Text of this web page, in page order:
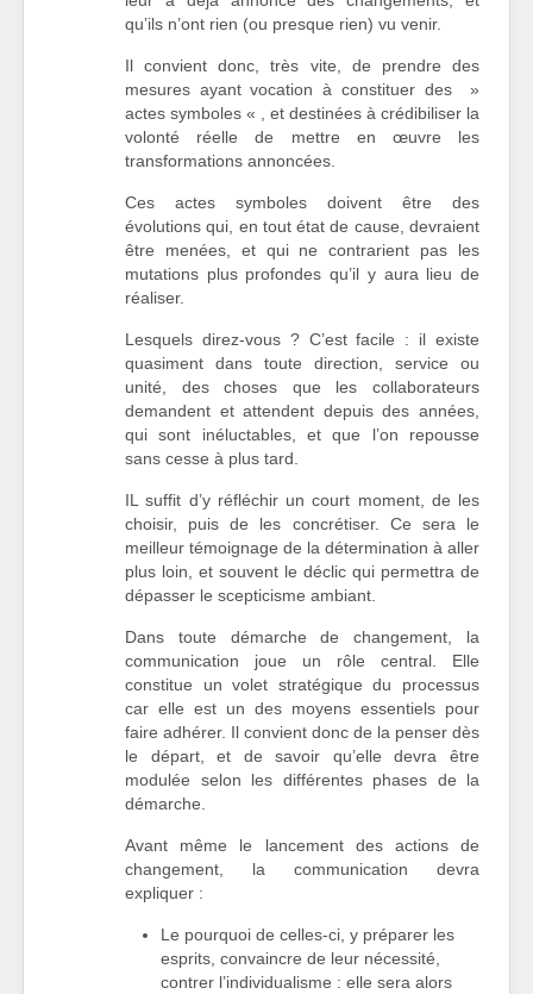
qu’ils n’ont rien (ou presque rien) vu venir.
Il convient donc, très vite, de prendre des
mesures ayant vocation à constituer des »
actes symboles « , et destinées à crédibiliser la
volonté réelle de mettre en œuvre les
transformations annoncées.
Ces actes symboles doivent être des
évolutions qui, en tout état de cause, devraient
être menées, et qui ne contrarient pas les
mutations plus profondes qu’il y aura lieu de
réaliser.
Lesquels direz-vous ? C’est facile : il existe
quasiment dans toute direction, service ou
unité, des choses que les collaborateurs
demandent et attendent depuis des années,
qui sont inéluctables, et que l’on repousse
sans cesse à plus tard.
IL suffit d’y réfléchir un court moment, de les
choisir, puis de les concrétiser. Ce sera le
meilleur témoignage de la détermination à aller
plus loin, et souvent le déclic qui permettra de
dépasser le scepticisme ambiant.
Dans toute démarche de changement, la
communication joue un rôle central. Elle
constitue un volet stratégique du processus
car elle est un des moyens essentiels pour
faire adhérer. Il convient donc de la penser dès
le départ, et de savoir qu’elle devra être
modulée selon les différentes phases de la
démarche.
Avant même le lancement des actions de
changement, la communication devra
expliquer :
Le pourquoi de celles-ci, y préparer les
esprits, convaincre de leur nécessité,
contrer l’individualisme : elle sera alors